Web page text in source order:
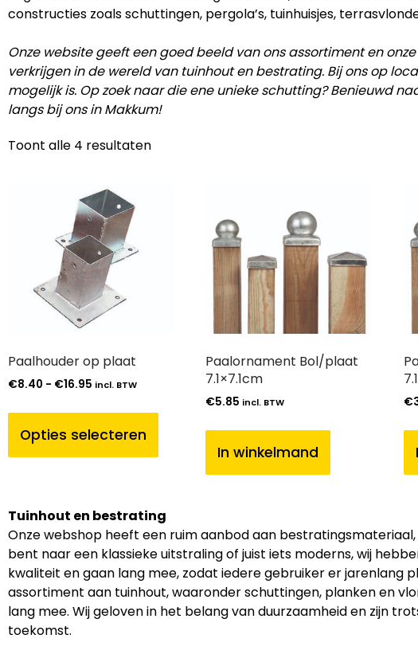
constructies zoals schuttingen, pergola’s, tuinhuisjes,
Onze website geeft een goed beeld van ons assortiment en
verkrijgen in de wereld van tuinhout en bestrating. Bij ons op
mogelijk is. Op zoek naar die ene unieke schutting? Benieuwd
langs bij ons in Makkum!
Toont alle 4 resultaten
Paalhouder op plaat
€8.40 - €16.95 incl. BTW
Opties selecteren
Paalornament Bol/plaat
7.1×7.1cm
€5.85 incl. BTW
In winkelmand
€
Tuinhout en bestrating
Onze webshop heeft een ruim aanbod aan
bent naar een klassieke uitstraling of juist iets moderns, wij
kwaliteit en gaan lang mee, zodat iedere gebruiker er jarenlang
assortiment aan tuinhout, waaronder schuttingen, planken en
lang mee. Wij geloven in het belang van duurzaamheid en zijn
toekomst.